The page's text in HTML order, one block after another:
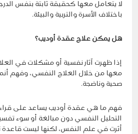
لا يتعامل معها كحقيقة ثابتة بنفس
باختلاف الأسرة والتربية والبيئة.
هل يمكن علاج عقدة أوديب؟
إذا ظهرت آثار نفسية أو مشكلات في
معها من خلال العلاج النفسي، وفهم
صحية وناضجة.
فهم ما هي عقدة أوديب يساعد على
التحليل النفسي دون مبالغة أو سوء
أثرت في علم النفس، لكنها ليست قاعدة